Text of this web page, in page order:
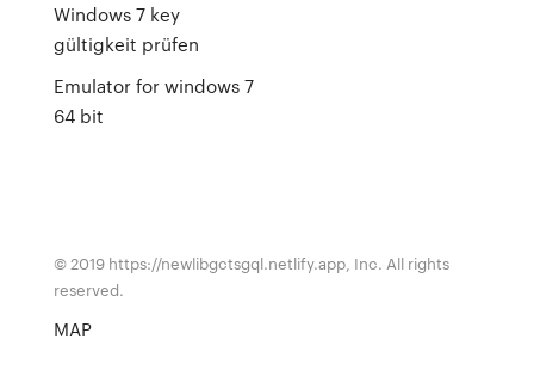
Windows 7 key
gültigkeit prüfen
Emulator for windows 7
64 bit
© 2019 https://newlibgctsgql.netlify.app, Inc. All rights
reserved.
MAP